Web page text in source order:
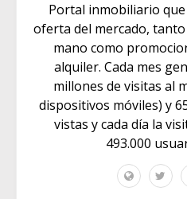
Portal inmobiliario
oferta del mercado,
mano como
alquiler. Cada mes
millones de visitas al
dispositivos móviles) y
vistas y cada día la
493.000